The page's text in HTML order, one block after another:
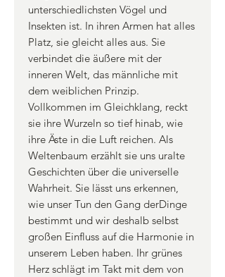
unterschiedlichsten Vögel und
Insekten ist. In ihren Armen hat alles
Platz, sie gleicht alles aus. Sie
verbindet die äußere mit der
inneren Welt, das männliche mit
dem weiblichen Prinzip.
Vollkommen im Gleichklang, reckt
sie ihre Wurzeln so tief hinab, wie
ihre Äste in die Luft reichen. Als
Weltenbaum erzählt sie uns uralte
Geschichten über die universelle
Wahrheit. Sie lässt uns erkennen,
wie unser Tun den Gang derDinge
bestimmt und wir deshalb selbst
großen Einfluss auf die Harmonie in
unserem Leben haben. Ihr grünes
Herz schlägt im Takt mit dem von